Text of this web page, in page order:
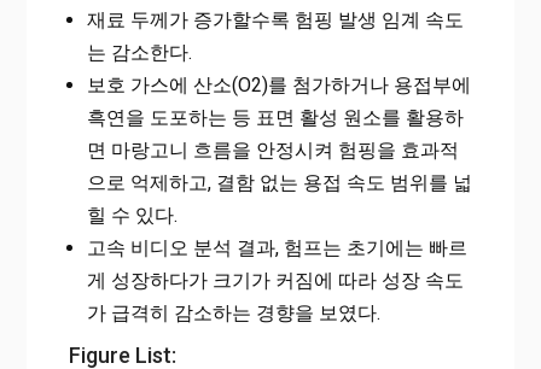
재료 두께가 증가할수록 험핑 발생 임계 속도
는 감소한다.
보호 가스에 산소(O2)를 첨가하거나 용접부에
흑연을 도포하는 등 표면 활성 원소를 활용하
면 마랑고니 흐름을 안정시켜 험핑을 효과적
으로 억제하고, 결함 없는 용접 속도 범위를 넓
힐 수 있다.
고속 비디오 분석 결과, 험프는 초기에는 빠르
게 성장하다가 크기가 커짐에 따라 성장 속도
가 급격히 감소하는 경향을 보였다.
Figure List: